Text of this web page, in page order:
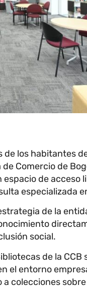
los habitantes
Comercio de
espacio de
especializada
de la
social.
de la
el entorno
colecciones